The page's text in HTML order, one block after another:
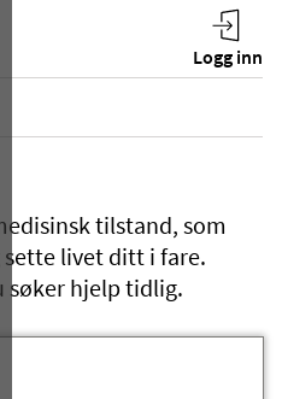
tilstand, som
sette livet ditt i fare.
søker hjelp tidlig.